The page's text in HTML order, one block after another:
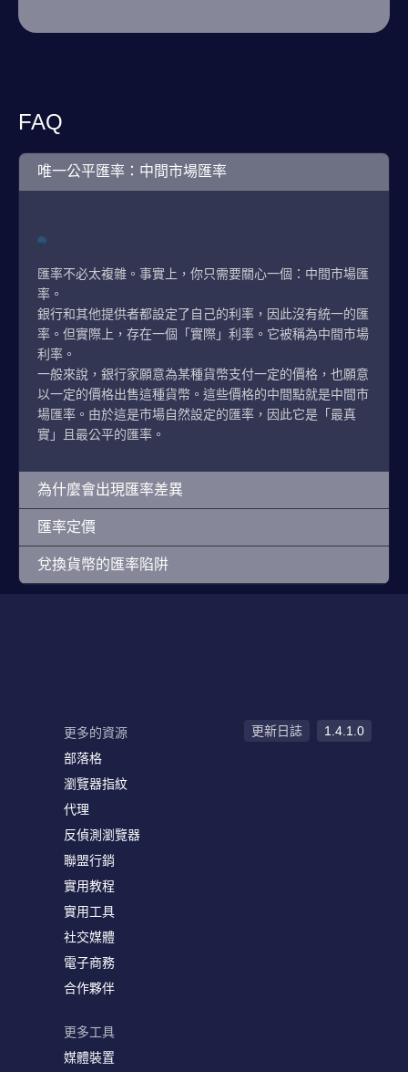
FAQ
唯一公平匯率：中間市場匯率
匯率不必太複雜。事實上，你只需要關心一個：中間市場匯
率。
銀行和其他提供者都設定了自己的利率，因此沒有統一的匯
率。但實際上，存在一個「實際」利率。它被稱為中間市場
利率。
一般來說，銀行家願意為某種貨幣支付一定的價格，也願意
以一定的價格出售這種貨幣。這些價格的中間點就是中間市
場匯率。由於這是市場自然設定的匯率，因此它是「最真
實」且最公平的匯率。
為什麼會出現匯率差異
匯率定價
兌換貨幣的匯率陷阱
更多的資源
部落格
瀏覽器指紋
代理
反偵測瀏覽器
聯盟行銷
實用教程
實用工具
社交媒體
電子商務
合作夥伴
更多工具
媒體裝置
更新日誌 1.4.1.0